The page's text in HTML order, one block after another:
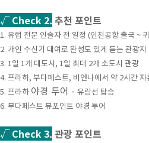
√ Check 2. 추천 포인트
1. 유럽 전문 인솔자 전 일정 (인천공항 출
2. 개인 수신기 대여로 완성도 있게 듣는 관
3. 1일 1개 대도시, 1일 최대 2개 소도시 관
4. 프라하, 부다페스트, 비엔나에서 약 2시
5. 프라하 야경 투어 - 유람선 탑승
6. 부다페스트 뷰포인트 야경 투어
√ Check 3. 관광 포인트